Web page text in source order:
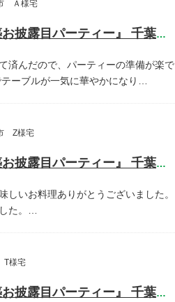
Ａ様宅
開催しました! 『新築お披露目パーティー』 千葉県船橋市 A様宅
済んだので、パーティーの準備が楽で
ーブルが一気に華やかになり…
Z様宅
開催しました! 『新築お披露目パーティー』 千葉県松戸市 Z様宅
しいお料理ありがとうございました。
た。…
様宅
開催しました! 『新築お披露目パーティー』 千葉県柏市 T様宅